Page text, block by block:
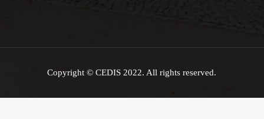
Copyright © CEDIS 2022. All rights reserved.